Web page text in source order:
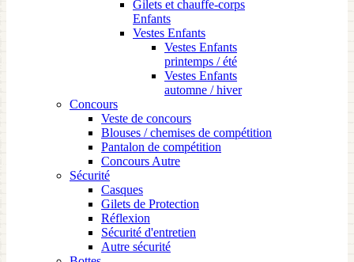
Gilets et chauffe-corps
Enfants
Vestes Enfants
Vestes Enfants
printemps / été
Vestes Enfants
automne / hiver
Concours
Veste de concours
Blouses / chemises de compétition
Pantalon de compétition
Concours Autre
Sécurité
Casques
Gilets de Protection
Réflexion
Sécurité d'entretien
Autre sécurité